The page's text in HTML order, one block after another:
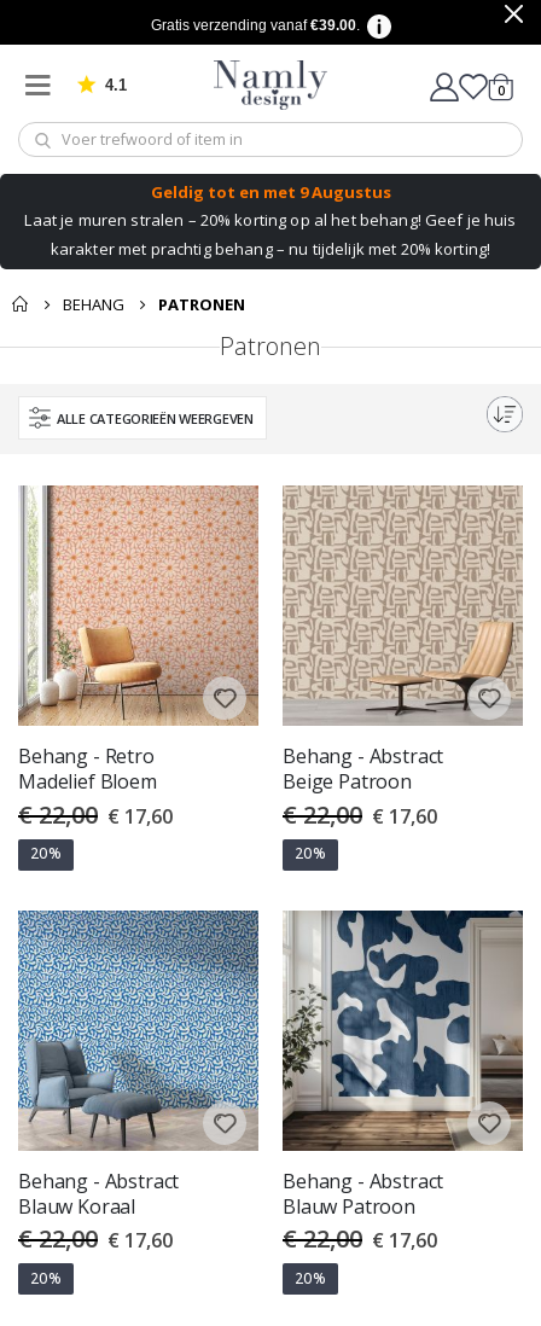
Gratis verzending vanaf€39.00.
4.1 Gebaseerd op 1025 beoordelingen 0
Geldig tot en met 9 Augustus
Laat je muren stralen – 20% korting op al het behang! Geef je huis
karakter met prachtig behang – nu tijdelijk met 20% korting!
BEHANG PATRONEN
Patronen
ALLE CATEGORIEËN WEERGEVEN
Behang - Retro
Madelief Bloem
€ 22,00 Special
Price
€ 17,60
20%
Behang - Abstract
Beige Patroon
€ 22,00 Special
Price
€ 17,60
20%
Behang - Abstract
Blauw Koraal
€ 22,00 Special
Price
€ 17,60
20%
Behang - Abstract
Blauw Patroon
€ 22,00 Special
Price
€ 17,60
20%